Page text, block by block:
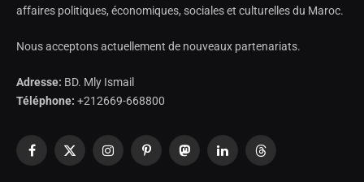
affaires politiques, économiques, sociales et culturelles du Maroc.
Nous acceptons actuellement de nouveaux partenariats.
Adresse: BD. Mly Ismail
Téléphone: +212669-668800
Facebook
X
InstagramPinterestMastodonLinkedInThreads